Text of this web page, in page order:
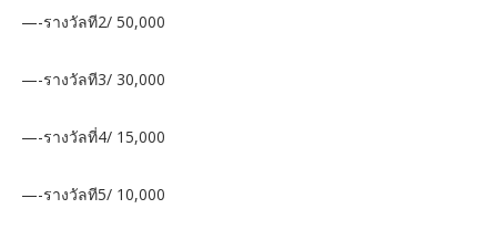
—-รางวัลที2/ 50,000
—-รางวัลที3/ 30,000
—-รางวัลที่4/ 15,000
—-รางวัลที5/ 10,000